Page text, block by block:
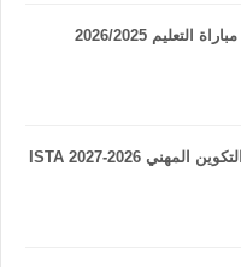
طريقة الاطلاع على نتائج التكوين المهني 2026-2027 ISTA